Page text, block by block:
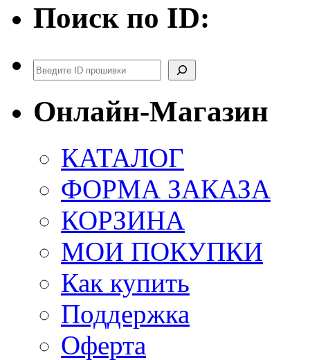
Поиск по ID:
Поиск
Онлайн-Магазин
КАТАЛОГ
ФОРМА ЗАКАЗА
КОРЗИНА
МОИ ПОКУПКИ
Как купить
Поддержка
Оферта